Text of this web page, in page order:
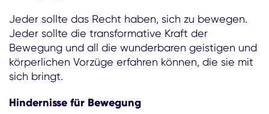
Jeder sollte das Recht haben, sich zu bewegen.
Jeder sollte die transformative Kraft der
Bewegung und all die wunderbaren geistigen und
körperlichen Vorzüge erfahren können, die sie mit
sich bringt.
Hindernisse für Bewegung